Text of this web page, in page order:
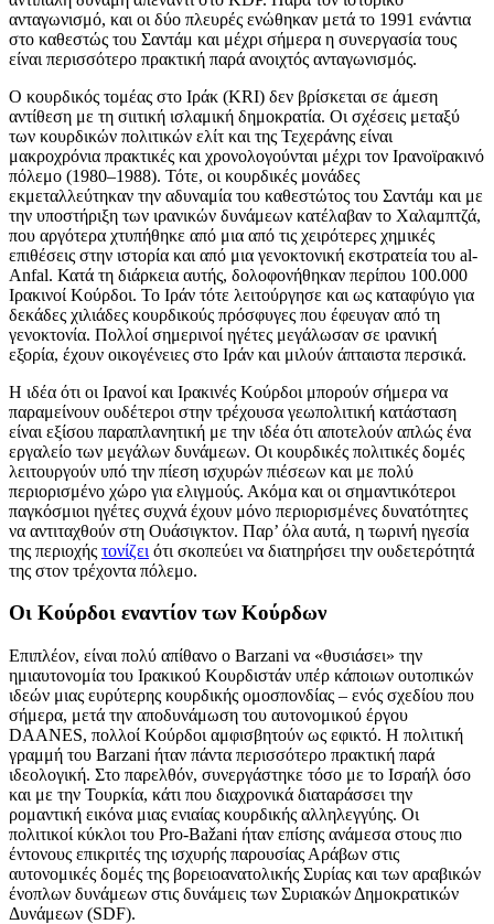
ανταγωνισμό, και οι δύο πλευρές ενώθηκαν μετά το 1991 ενάντια
στο καθεστώς του Σαντάμ και μέχρι σήμερα η συνεργασία τους
είναι περισσότερο πρακτική παρά ανοιχτός ανταγωνισμός.
Ο κουρδικός τομέας στο Ιράκ (KRI) δεν βρίσκεται σε άμεση
αντίθεση με τη σιιτική ισλαμική δημοκρατία. Οι σχέσεις μεταξύ
των κουρδικών πολιτικών ελίτ και της Τεχεράνης είναι
μακροχρόνια πρακτικές και χρονολογούνται μέχρι τον Ιρανοϊρακινό
πόλεμο (1980–1988). Τότε, οι κουρδικές μονάδες
εκμεταλλεύτηκαν την αδυναμία του καθεστώτος του Σαντάμ και με
την υποστήριξη των ιρανικών δυνάμεων κατέλαβαν το Χαλαμπτζά,
που αργότερα χτυπήθηκε από μια από τις χειρότερες χημικές
επιθέσεις στην ιστορία και από μια γενοκτονική εκστρατεία του al-
Anfal. Κατά τη διάρκεια αυτής, δολοφονήθηκαν περίπου 100.000
Ιρακινοί Κούρδοι. Το Ιράν τότε λειτούργησε και ως καταφύγιο για
δεκάδες χιλιάδες κουρδικούς πρόσφυγες που έφευγαν από τη
γενοκτονία. Πολλοί σημερινοί ηγέτες μεγάλωσαν σε ιρανική
εξορία, έχουν οικογένειες στο Ιράν και μιλούν άπταιστα περσικά.
Η ιδέα ότι οι Ιρανοί και Ιρακινές Κούρδοι μπορούν σήμερα να
παραμείνουν ουδέτεροι στην τρέχουσα γεωπολιτική κατάσταση
είναι εξίσου παραπλανητική με την ιδέα ότι αποτελούν απλώς ένα
εργαλείο των μεγάλων δυνάμεων. Οι κουρδικές πολιτικές δομές
λειτουργούν υπό την πίεση ισχυρών πιέσεων και με πολύ
περιορισμένο χώρο για ελιγμούς. Ακόμα και οι σημαντικότεροι
παγκόσμιοι ηγέτες συχνά έχουν μόνο περιορισμένες δυνατότητες
να αντιταχθούν στη Ουάσιγκτον. Παρ’ όλα αυτά, η τωρινή ηγεσία
της περιοχής τονίζει ότι σκοπεύει να διατηρήσει την ουδετερότητά
της στον τρέχοντα πόλεμο.
Οι Κούρδοι εναντίον των Κούρδων
Επιπλέον, είναι πολύ απίθανο ο Barzani να «θυσιάσει» την
ημιαυτονομία του Ιρακικού Κουρδιστάν υπέρ κάποιων ουτοπικών
ιδεών μιας ευρύτερης κουρδικής ομοσπονδίας – ενός σχεδίου που
σήμερα, μετά την αποδυνάμωση του αυτονομικού έργου
DAANES, πολλοί Κούρδοι αμφισβητούν ως εφικτό. Η πολιτική
γραμμή του Barzani ήταν πάντα περισσότερο πρακτική παρά
ιδεολογική. Στο παρελθόν, συνεργάστηκε τόσο με το Ισραήλ όσο
και με την Τουρκία, κάτι που διαχρονικά διαταράσσει την
ρομαντική εικόνα μιας ενιαίας κουρδικής αλληλεγγύης. Οι
πολιτικοί κύκλοι του Pro-Bažani ήταν επίσης ανάμεσα στους πιο
έντονους επικριτές της ισχυρής παρουσίας Αράβων στις
αυτονομικές δομές της βορειοανατολικής Συρίας και των αραβικών
ένοπλων δυνάμεων στις δυνάμεις των Συριακών Δημοκρατικών
Δυνάμεων (SDF).